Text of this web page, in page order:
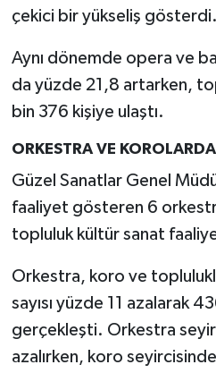
çekici bir yükseliş gösterdi.
Aynı dönemde opera ve
da yüzde 21,8 artarken,
bin 376 kişiye ulaştı.
ORKESTRA VE
Güzel Sanatlar Genel
faaliyet gösteren 6
topluluk kültür sanat
Orkestra, koro ve
sayısı yüzde 11 azalarak
gerçekleşti. Orkestra
azalırken, koro